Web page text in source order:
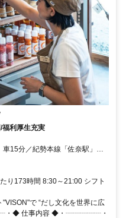
福利厚生充実
15分／紀勢本線「佐奈駅」車
り173時間 8:30～21:00 シフト
で “だし文化を世界に広
・◆ 仕事内容 ◆・┈┈┈┈┈・